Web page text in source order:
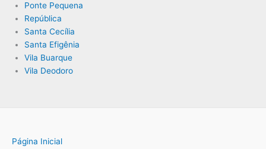
Ponte Pequena
República
Santa Cecília
Santa Efigênia
Vila Buarque
Vila Deodoro
Página Inicial